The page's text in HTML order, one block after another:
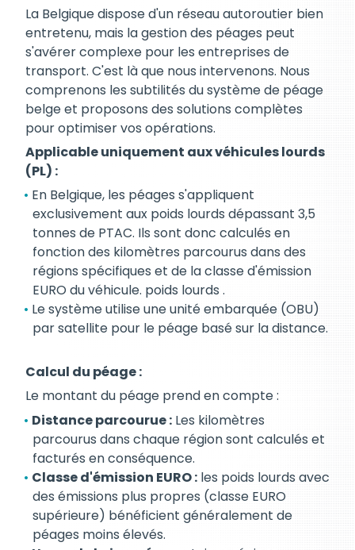
La Belgique dispose d'un réseau autoroutier bien
entretenu, mais la gestion des péages peut
s'avérer complexe pour les entreprises de
transport. C'est là que nous intervenons. Nous
comprenons les subtilités du système de péage
belge et proposons des solutions complètes
pour optimiser vos opérations.
Applicable uniquement aux véhicules lourds
(PL) :
En Belgique, les péages s'appliquent
exclusivement aux poids lourds dépassant 3,5
tonnes de PTAC. Ils sont donc calculés en
fonction des kilomètres parcourus dans des
régions spécifiques et de la classe d'émission
EURO du véhicule. poids lourds .
Le système utilise une unité embarquée (OBU)
par satellite pour le péage basé sur la distance.
Calcul du péage :
Le montant du péage prend en compte :
Distance parcourue :Les kilomètres
parcourus dans chaque région sont calculés et
facturés en conséquence.
Classe d'émission EURO :les poids lourds avec
des émissions plus propres (classe EURO
supérieure) bénéficient généralement de
péages moins élevés.